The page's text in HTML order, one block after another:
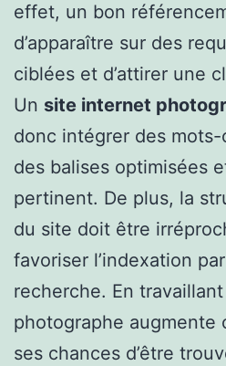
effet, un bon
d’apparaître sur des
ciblées et d’attirer une
Un site internet
donc intégrer des
des balises optimisées
pertinent. De plus, la
du site doit être
favoriser l’indexation
recherche. En
photographe augmente
ses chances d’être